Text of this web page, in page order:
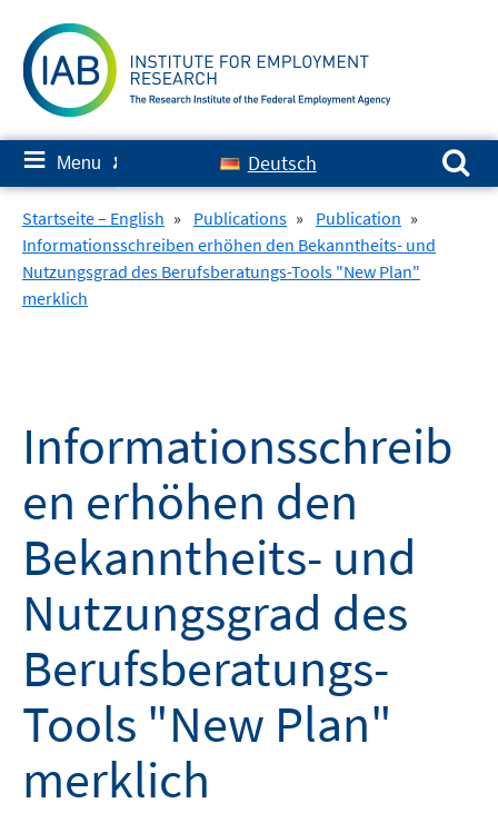
content
≡ Menu ✘ Deutsch
Search for:
Startseite – English » Publications » Publication »
Informationsschreiben erhöhen den Bekanntheits- und
Nutzungsgrad des Berufsberatungs-Tools "New Plan"
merklich
Informationsschreib
en erhöhen den
Bekanntheits- und
Nutzungsgrad des
Berufsberatungs-
Tools "New Plan"
merklich